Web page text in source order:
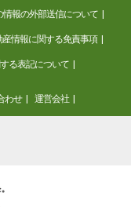
報の外部送信について
産情報に関する免責事項
る表記について
わせ 運営会社